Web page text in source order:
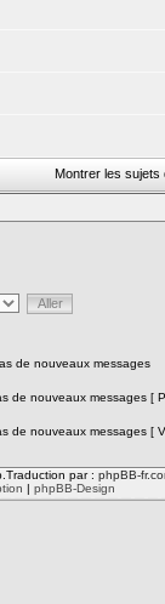
Montrer les sujets
de nouveaux messages
de nouveaux messages [
de nouveaux messages [
par : phpBB-
| phpBB-Design